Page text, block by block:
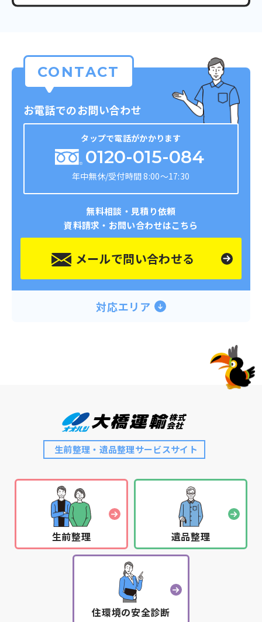
り、人に伝えられなくなるという調査結果も。
元気なうちに人生会議を行い、家族や友人など
の信頼できる人に自分の希望を伝えることで、
自分が望むケアを受けられる可能性が高まりま
す。 自身の終末について記すエンディングノー
トは、「人生会議」を行う上で大切な存在で
す。弊社が制作したオリジナルのエンディング
ノート「想いをカタチに」は、広島のエンディ
ングノート普及協会理事長の赤川直美様に監修
を依頼。地元のイラストレーターさんに描いて
いただいた柔らかいイラストもたくさん盛り込
んでいただいています。制作したエンディング
布。その後、口コミで広まり、弊社まで取りに
した数は3,000冊を越えました。 厚生労働省の
調査では、エンディングノートについて知って
弊社のある瀬戸市では、エンディングノートに
取り組む意義についての資料を配布しているも
会と一緒にオリジナルノートを制作、無料で配
布を始めました。ノートの配布を始めるとたく
さんの高齢者の方がエンディングノートを取り
に来てくださり、多くの方の終末に対する意識
「人生会議」をテーマにした講演会を企画した
のです。 今回のイベントを通して、エンディン
グノートを実際に書いてもらうことにつなが
り、ノートを渡す相手を考え、そのお相手とな
る大切な方と、万が一の場合について話し合う
機会にしてもらえたら嬉しく思います。 エンデ
ィングノートには、記入者自身のプロフィール
や財産に関する情報をはじめ、かかりつけ医や
延命治療に関する希望、墓や葬儀の方法を書き
CONTACT
お電話でのお問い合わせ
タップで電話がかかります
0120-015-084
年中無休/受付時間 8:00～17:30
無料相談・見積り依頼
資料請求・お問い合わせはこちら
メールで問い合わせる
対応エリア
生前整理・遺品整理サービスサイト
生前整理 遺品整理
住環境の安全診断